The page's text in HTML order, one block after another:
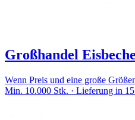
Großhandel
Wenn Preis und eine große
Min. 10.000 Stk. · Lieferung in